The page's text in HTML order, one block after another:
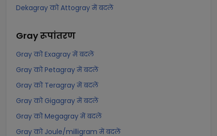
Dekagray को Attogray में बदलें
Grayरूपांतरण
Gray को Exagray में बदलें
Gray को Petagray में बदलें
Gray को Teragray में बदलें
Gray को Gigagray में बदलें
Gray को Megagray में बदलें
Gray को Joule/milligram में बदलें